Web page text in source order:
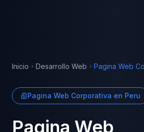
Inicio Desarrollo Web Pagina Web
Pagina Web Corporativa en Peru
Pagina Web